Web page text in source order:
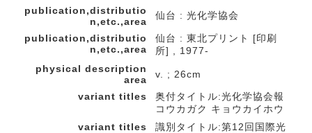
publication,distributio
n,etc.,area
仙台 : 光化学協会
publication,distributio
n,etc.,area
仙台 : 東北プリント [印刷
所] , 1977-
physical description
area
v. ; 26cm
variant titles
奥付タイトル:光化学協会報
コウカガク キョウカイホウ
variant titles
識別タイトル:第12回国際光